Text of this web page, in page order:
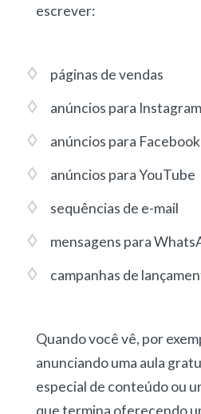
escrever:
páginas de vendas
anúncios para Instagram
anúncios para Facebook
anúncios para YouTube
sequências de e-mail
mensagens para
campanhas de
Quando você vê, por
anunciando uma aula
especial de conteúdo ou